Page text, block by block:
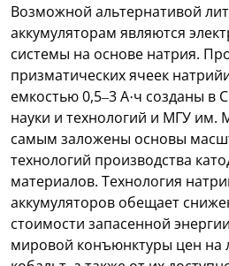
Возможной альтернативой
аккумуляторам являются
системы на основе натрия.
призматических ячеек
емкостью 0,5–3 А·ч созданы в
науки и технологий и МГУ им.
самым заложены основы
технологий производства
материалов. Технология
аккумуляторов обещает
стоимости запасенной
мировой конъюнктуры цен на